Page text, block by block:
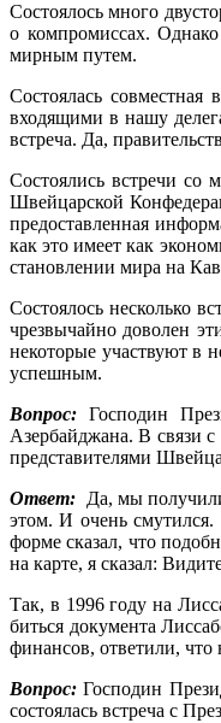
Состоялось много
о компромиссах.
мирным путем.
Состоялась
входящими в нашу
встреча. Да,
Состоялись встречи со
Швей­царской
предостав­ленная
как это имеет как
становлении мира на
Состоялось несколько
чрезвычайно доволен
некоторые участвуют в
ус­пешным.
Вопрос: Господин
Азербайджана. В связи
представителями
Ответ: Да, мы
этом. И очень
форме сказал, что
на карте, я сказал:
Так, в 1996 году на
биться документа
финансов, ответили,
Вопрос:Господин
состоялась встреча с